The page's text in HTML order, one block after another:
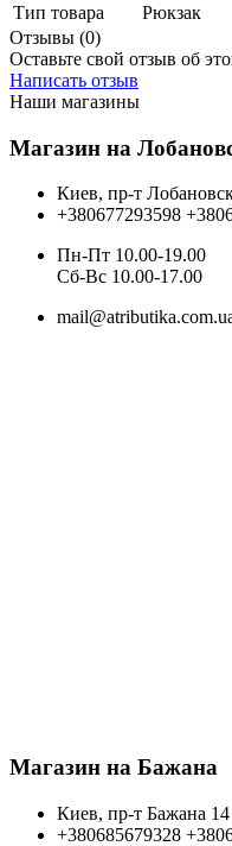
Тип товара
Рюкзак
Отзывы (0)
Оставьте свой отзыв об
Написать отзыв
Наши магазины
Магазин на
Киев, пр-т
+380677293598
Пн-Пт 10.00-19.00
Cб-Вс 10.00-17.00
Магазин на Бажана
Киев, пр-т Бажана 14
+380685679328